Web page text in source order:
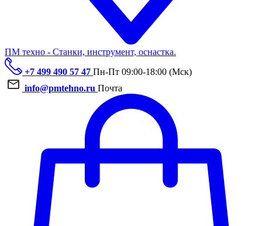
ПМ техно - Станки, инструмент, оснастка.
+7 499 490 57 47 Пн-Пт 09:00-18:00 (Мск)
info@pmtehno.ru Почта